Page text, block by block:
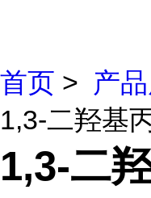
首页 > 产
1,3-二羟基
1,3-二